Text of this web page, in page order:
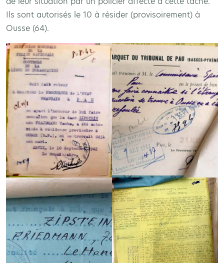
Ils sont autorisés le 10 à résider (provisoirement) à
Ousse (64).